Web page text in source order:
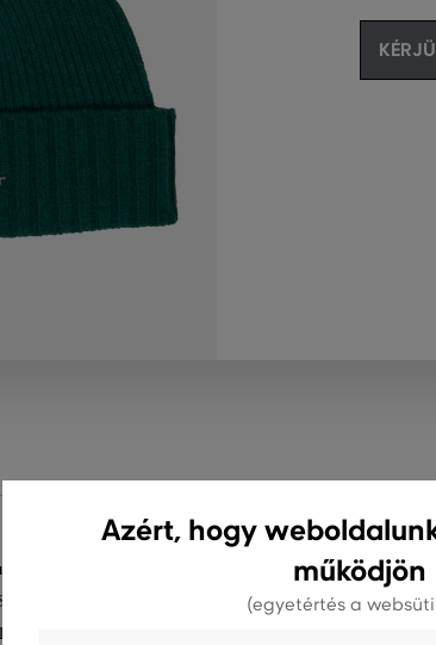
eredeti, hímzett Gant logó díszít a
sapka pamutból készült béléssel van
garantál. A könnyű, bordázott
prémium minőségű gyapjút, amely
Azért, hogy
működjön
(egyetértés a